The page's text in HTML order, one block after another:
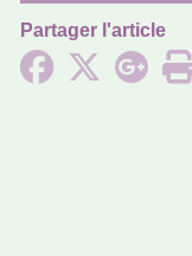
Partager l'article